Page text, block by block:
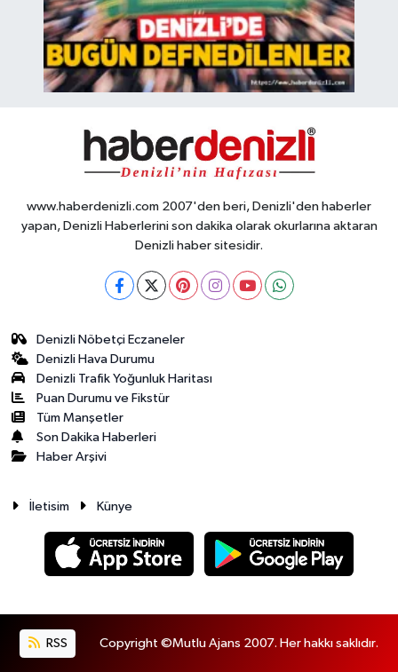
www.haberdenizli.com 2007'den beri, Denizli'den haberler
yapan, Denizli Haberlerini son dakika olarak okurlarına aktaran
Denizli haber sitesidir.
Denizli Nöbetçi Eczaneler
Denizli Hava Durumu
Denizli Trafik Yoğunluk Haritası
Puan Durumu ve Fikstür
Tüm Manşetler
Son Dakika Haberleri
Haber Arşivi
İletisim Künye
RSS Copyright ©Mutlu Ajans 2007. Her hakkı saklıdır.